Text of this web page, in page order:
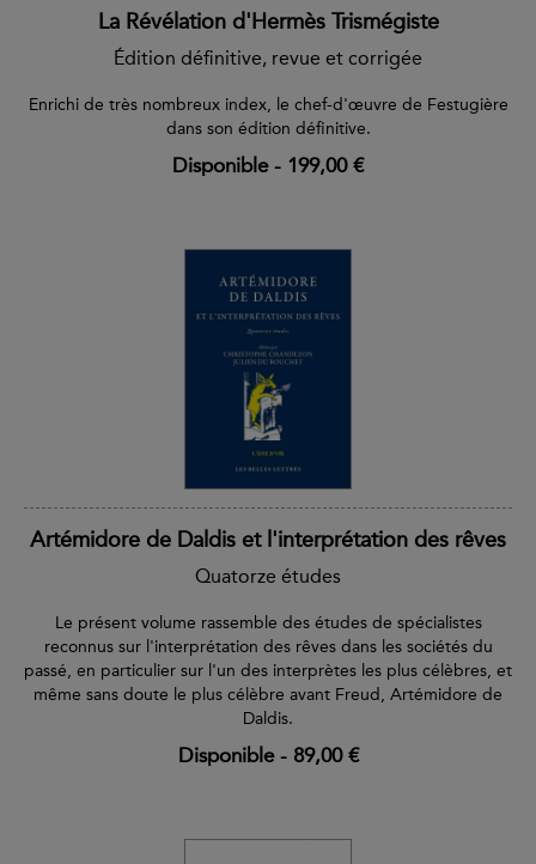
La Révélation d'Hermès Trismégiste
Édition définitive, revue et corrigée
Enrichi de très nombreux index, le chef-d'œuvre de Festugière
dans son édition définitive.
Disponible- 199,00 €
Artémidore de Daldis et l'interprétation des rêves
Quatorze études
Le présent volume rassemble des études de spécialistes
reconnus sur l'interprétation des rêves dans les sociétés du
passé, en particulier sur l'un des interprètes les plus célèbres, et
même sans doute le plus célèbre avant Freud, Artémidore de
Daldis.
Disponible- 89,00 €